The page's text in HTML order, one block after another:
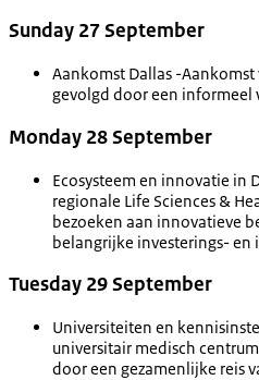
Sunday 27 September
Aankomst Dallas -
gevolgd door een informeel
Monday 28 September
Ecosysteem en innovatie in
regionale Life Sciences &
bezoeken aan innovatieve
belangrijke investerings- en
Tuesday 29 September
Universiteiten en
universitair medisch
door een gezamenlijke reis